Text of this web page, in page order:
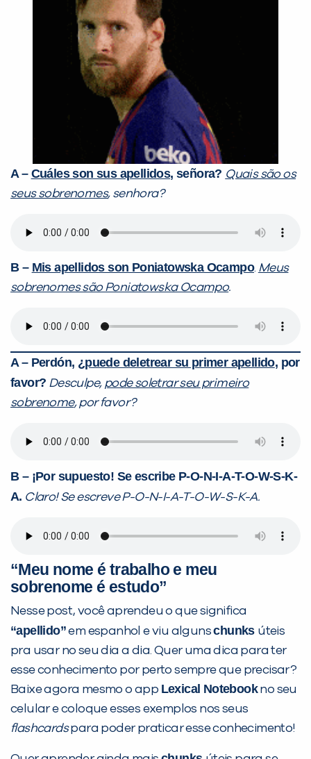
A – Cuáles son sus apellidos, señora? Quais são os
seus sobrenomes, senhora?
B – Mis apellidos son Poniatowska Ocampo. Meus
sobrenomes são Poniatowska Ocampo.
A – Perdón, ¿puede deletrear su primer apellido, por
favor? Desculpe, pode soletrar seu primeiro
sobrenome, por favor?
B – ¡Por supuesto! Se escribe P-O-N-I-A-T-O-W-S-K-
A. Claro! Se escreve P-O-N-I-A-T-O-W-S-K-A.
“Meu nome é trabalho e meu
sobrenome é estudo”
Nesse post, você aprendeu o que significa
“apellido”em espanhol e viu algunschunks úteis
pra usar no seu dia a dia. Quer uma dica para ter
esse conhecimento por perto sempre que precisar?
Baixe agora mesmo o app Lexical Notebookno seu
celular e coloque esses exemplos nos seus
flashcardspara poder praticar esse conhecimento!